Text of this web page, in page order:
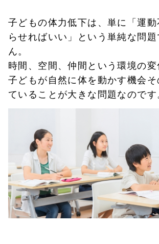
子どもの体力低下は、単に「運
らせればいい」という単純な問
ん。
時間、空間、仲間という環境の変
子どもが自然に体を動かす機会
ていることが大きな問題なのです